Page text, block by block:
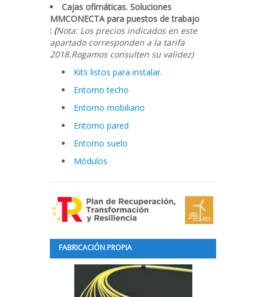
Cajas ofimáticas. Soluciones
MMCONECTA para puestos de trabajo
: (Nota: Los precios indicados en este
apartado corresponden a la tarifa
2018.Rogamos consulten su validez)
Kits listos para instalar.
Entorno techo
Entorno mobiliario
Entorno pared
Entorno suelo
Módulos
FABRICACIÓN PROPIA